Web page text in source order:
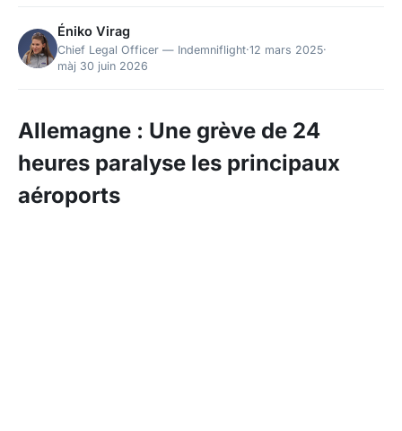
Éniko Virag
Chief Legal Officer — Indemniflight·12 mars 2025·
màj 30 juin 2026
Allemagne : Une grève de 24
heures paralyse les principaux
aéroports